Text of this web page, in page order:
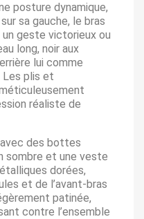
posture dynamique,
sa gauche, le bras
geste victorieux ou
long, noir aux
lui comme
Les plis et
réaliste de
des bottes
sombre et une veste
dorées,
et de l’avant-bras
patinée,
contre l’ensemble